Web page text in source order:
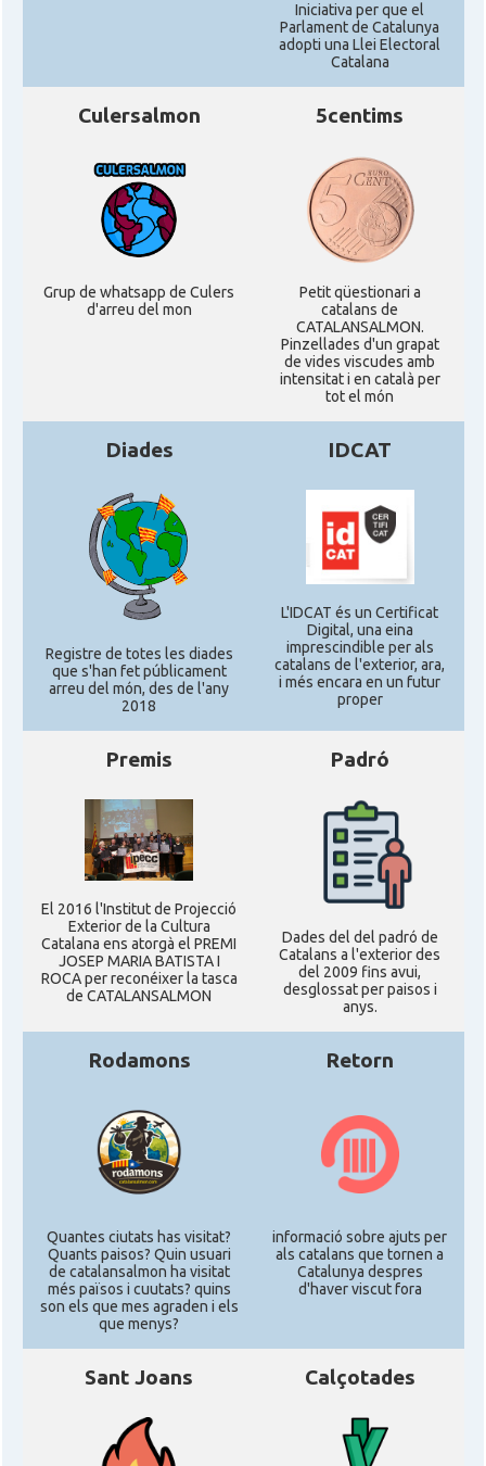
Iniciativa per que el
Parlament de Catalunya
adopti una Llei Electoral
Catalana
Culersalmon
Grup de whatsapp de Culers
d'arreu del mon
5centims
Petit qüestionari a
catalans de
CATALANSALMON.
Pinzellades d'un grapat
de vides viscudes amb
intensitat i en català per
tot el món
Diades
Registre de totes les diades
que s'han fet públicament
arreu del món, des de l'any
2018
IDCAT
L'IDCAT és un Certificat
Digital, una eina
imprescindible per als
catalans de l'exterior, ara,
i més encara en un futur
proper
Premis
El 2016 l'Institut de Projecció
Exterior de la Cultura
Catalana ens atorgà el PREMI
JOSEP MARIA BATISTA I
ROCA per reconéixer la tasca
de CATALANSALMON
Padró
Dades del del padró de
Catalans a l'exterior des
del 2009 fins avui,
desglossat per paisos i
anys.
Rodamons
Quantes ciutats has visitat?
Quants paisos? Quin usuari
de catalansalmon ha visitat
més països i cuutats? quins
son els que mes agraden i els
que menys?
Retorn
informació sobre ajuts per
als catalans que tornen a
Catalunya despres
d'haver viscut fora
Sant Joans Calçotades